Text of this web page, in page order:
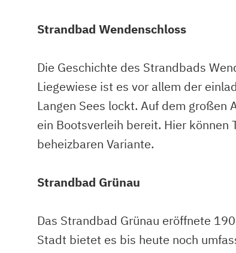
Strandbad Wendenschloss
Die Geschichte des Strandbads
Liegewiese ist es vor allem der
Langen Sees lockt. Auf dem großen
ein Bootsverleih bereit. Hier
beheizbaren Variante.
Strandbad Grünau
Das Strandbad Grünau eröffnete
Stadt bietet es bis heute noch